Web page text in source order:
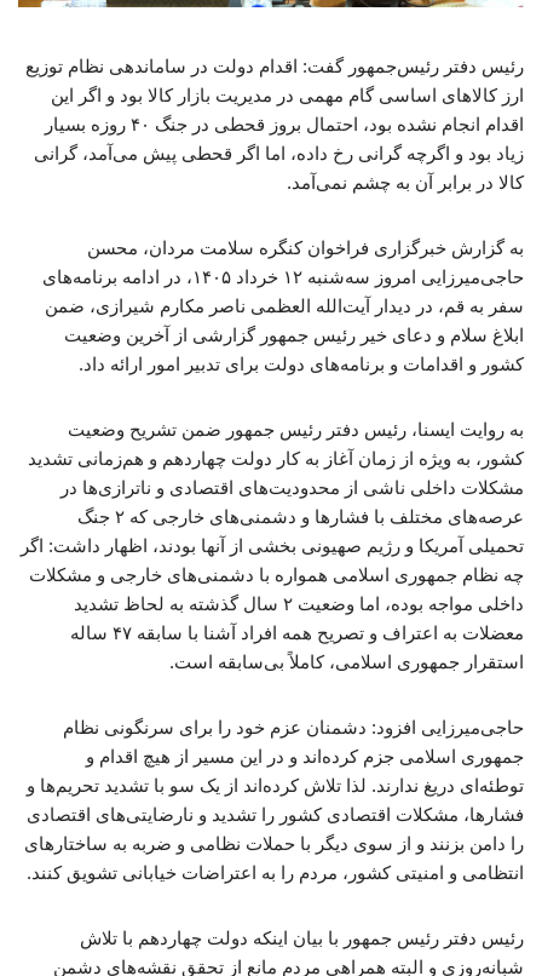
رئیس دفتر رئیس‌جمهور گفت: اقدام دولت در ساماندهی نظام توزیع
ارز کالاهای اساسی گام مهمی در مدیریت بازار کالا بود و اگر این
اقدام انجام نشده بود، احتمال بروز قحطی در جنگ ۴۰ روزه بسیار
زیاد بود و اگرچه گرانی رخ داده، اما اگر قحطی پیش می‌آمد، گرانی
کالا در برابر آن به چشم نمی‌آمد.
به گزارش خبرگزاری فراخوان کنگره سلامت مردان، محسن
حاجی‌میرزایی امروز سه‌شنبه ۱۲ خرداد ۱۴۰۵، در ادامه برنامه‌های
سفر به قم، در دیدار آیت‌الله العظمی ناصر مکارم شیرازی، ضمن
ابلاغ سلام و دعای خیر رئیس جمهور گزارشی از آخرین وضعیت
کشور و اقدامات و برنامه‌های دولت برای تدبیر امور ارائه داد.
به روایت ایسنا، رئیس دفتر رئیس جمهور ضمن تشریح وضعیت
کشور، به ویژه از زمان آغاز به کار دولت چهاردهم و هم‌زمانی تشدید
مشکلات داخلی ناشی از محدودیت‌های اقتصادی و ناترازی‌ها در
عرصه‌های مختلف با فشارها و دشمنی‌های خارجی که ۲ جنگ
تحمیلی آمریکا و رژیم صهیونی بخشی از آنها بودند، اظهار داشت: اگر
چه نظام جمهوری اسلامی همواره با دشمنی‌های خارجی و مشکلات
داخلی مواجه بوده، اما وضعیت ۲ سال گذشته به لحاظ تشدید
معضلات به اعتراف و تصریح همه افراد آشنا با سابقه ۴۷ ساله
استقرار جمهوری اسلامی، کاملاً بی‌سابقه است.
حاجی‌میرزایی افزود: دشمنان عزم خود را برای سرنگونی نظام
جمهوری اسلامی جزم کرده‌اند و در این مسیر از هیچ اقدام و
توطئه‌ای دریغ ندارند. لذا تلاش کرده‌اند از یک سو با تشدید تحریم‌ها و
فشارها، مشکلات اقتصادی کشور را تشدید و نارضایتی‌های اقتصادی
را دامن بزنند و از سوی دیگر با حملات نظامی و ضربه به ساختارهای
انتظامی و امنیتی کشور، مردم را به اعتراضات خیابانی تشویق کنند.
رئیس دفتر رئیس جمهور با بیان اینکه دولت چهاردهم با تلاش
شبانه‌روزی و البته همراهی مردم مانع از تحقق نقشه‌های دشمن